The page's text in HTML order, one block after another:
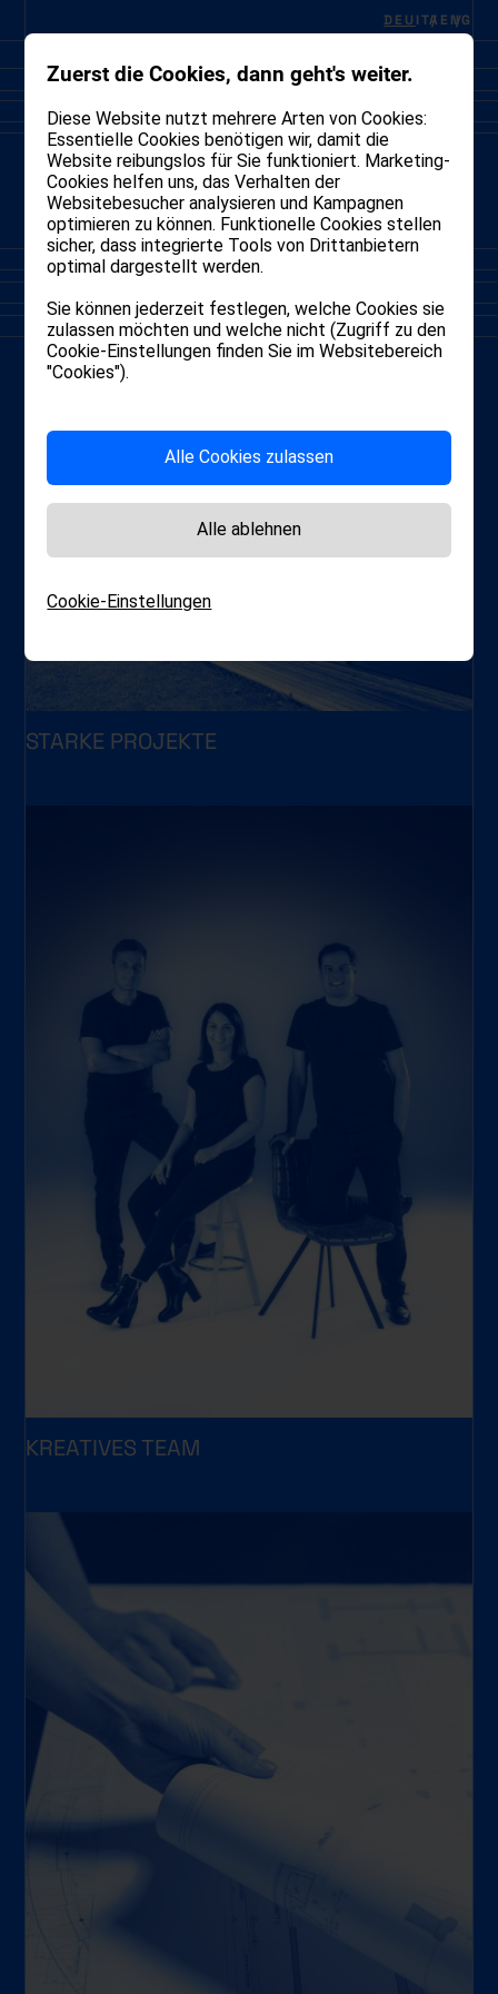
DEU ITA ENG
MitjederneuenArchitektur
b
egin e i n e e ch n t. H
N
EWKOMMA.
STARKE PROJEKTE
KREATIVES TEAM
Zuerst die Cookies, dann geht's weiter.
Diese Website nutzt mehrere Arten von Cookies:
Essentielle Cookies benötigen wir, damit die
Website reibungslos für Sie funktioniert. Marketing-
Cookies helfen uns, das Verhalten der
Websitebesucher analysieren und Kampagnen
optimieren zu können. Funktionelle Cookies stellen
sicher, dass integrierte Tools von Drittanbietern
optimal dargestellt werden.
Sie können jederzeit festlegen, welche Cookies sie
zulassen möchten und welche nicht (Zugriff zu den
Cookie-Einstellungen finden Sie im Websitebereich
"Cookies").
Cookie-Einstellungen
Alle Cookies zulassen
Alle ablehnen